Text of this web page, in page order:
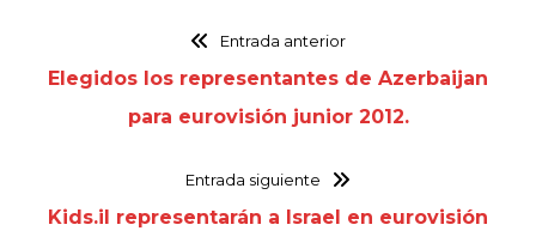
Entrada anterior
Elegidos los representantes de Azerbaijan
para eurovisión junior 2012.
Entrada siguiente
Kids.il representarán a Israel en eurovisión